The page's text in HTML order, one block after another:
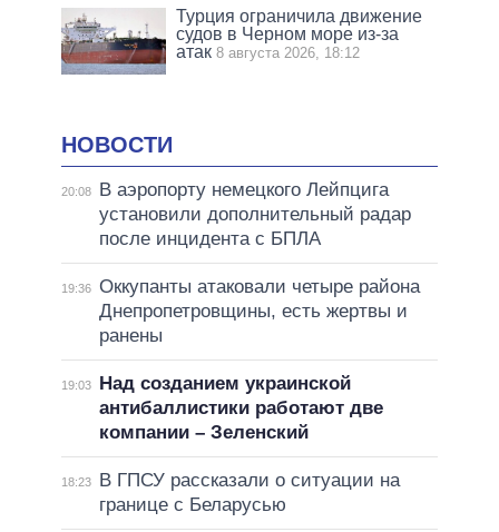
Турция ограничила движение
судов в Черном море из-за
атак 8 августа 2026, 18:12
НОВОСТИ
20:08
В аэропорту немецкого Лейпцига
установили дополнительный радар
после инцидента с БПЛА
19:36 Оккупанты атаковали четыре района
Днепропетровщины, есть жертвы и
ранены
19:03
Над созданием украинской
антибаллистики работают две
компании – Зеленский
18:23
В ГПСУ рассказали о ситуации на
границе с Беларусью